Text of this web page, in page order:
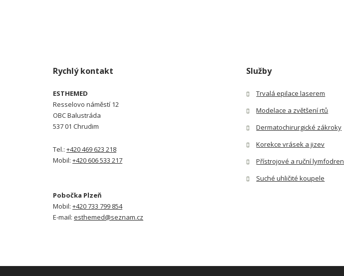
Rychlý kontakt
ESTHEMED
Resselovo náměstí 12
OBC Balustráda
537 01 Chrudim
Tel.: +420 469 623 218
Mobil: +420 606 533 217
Pobočka Plzeň
Mobil: +420 733 799 854
E-mail: esthemed@seznam.cz
Služby
Trvalá epilace laserem
Modelace a zvětšení rtů
Dermatochirurgické zákroky
Korekce vrásek a jizev
Přístrojové a ruční
Suché uhličité koupele